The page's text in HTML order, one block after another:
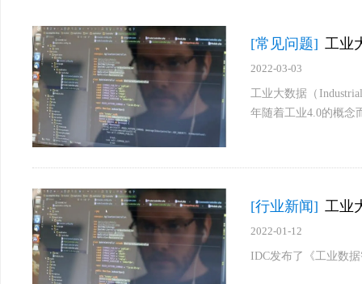
[常见问题] 工业
2022-03-03
工业大数据（
年随着工业4.0的概念
[行业新闻] 工业
2022-01-12
IDC发布了《工业数